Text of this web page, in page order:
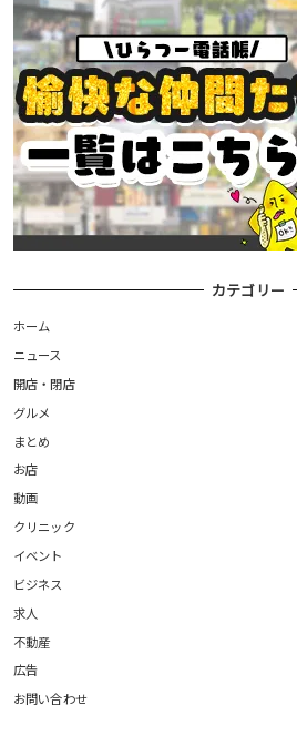
カテゴリー
ホーム
ニュース
開店・閉店
グルメ
まとめ
お店
動画
クリニック
イベント
ビジネス
求人
不動産
広告
お問い合わせ